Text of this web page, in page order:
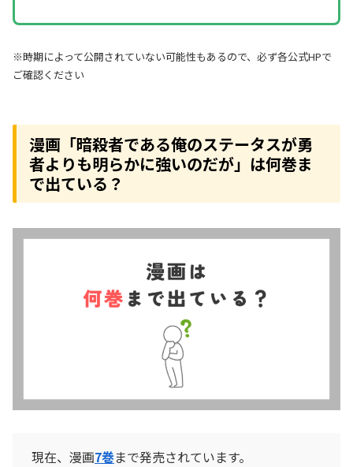
※時期によって公開されていない可能性もあるので、必ず各公式HPで
ご確認ください
漫画「暗殺者である俺のステータスが勇
者よりも明らかに強いのだが」は何巻ま
で出ている？
現在、漫画7巻まで発売されています。